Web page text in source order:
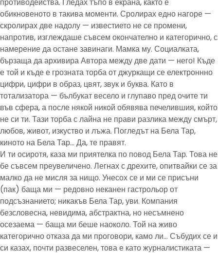
противодейства. Гледах тъпо в екрана, както е
обикновеното в такива моменти. Сролирах едно нагоре —
скролирах две надолу — известието не се промени,
напротив, изглеждаше съвсем окончателно и категорично, с
намерение да остане завинаги. Мамка му. Социалката,
бързаща да архивира Автора между две дати — него! Къде
е той и къде е грозната торба от джуркащи се електроннно
цифри, цифри в образ, цвят, звук и буква. Като в
тотализатора — бълбукат весело и глупаво пред очите ти
във сфера, а после някой никой обявява печелившия, който
не си ти. Тази торба с лайна не прави разлика между смърт,
любов, живот, изкуство и лъжа. Погледът на Бела Тар,
киното на Бела Тар… Да, те правят.
И ти осиротя, каза ми приятелка по повод Бела Тар. Това не
бе съвсем преувеличено. Легнах с дрехите, опитвайки се за
малко да не мисля за нищо. Унесох се и ми се присъни
(пак) баща ми — редовно неканен гастрольор от
подсъзнанието; никакъв Бела Тар, уви. Компания
безсловесна, невидима, абстрактна, но несъмнено
осезаема — баща ми беше наоколо. Той на живо
категорично отказа да ми проговори, камо ли… Събудих се и
си казах, почти развеселен, това е като журналистиката —